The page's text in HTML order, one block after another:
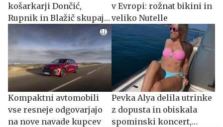
košarkarji Dončić,
Rupnik in Blažič skupaj
na jahti
v Evropi: rožnat bikini in
veliko Nutelle
Kompaktni avtomobili
vse resneje odgovarjajo
na nove navade kupcev
Pevka Alya delila utrinke
z dopusta in obiskala
spominski koncert,